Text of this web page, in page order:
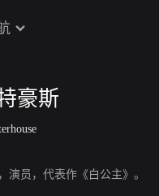
豪斯
演员，代表作《白公主》。